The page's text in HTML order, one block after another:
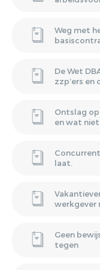
Weg met
De Wet
zzp’ers en
Ontslag
en wat
laat.
werkgever
Geen
tegen